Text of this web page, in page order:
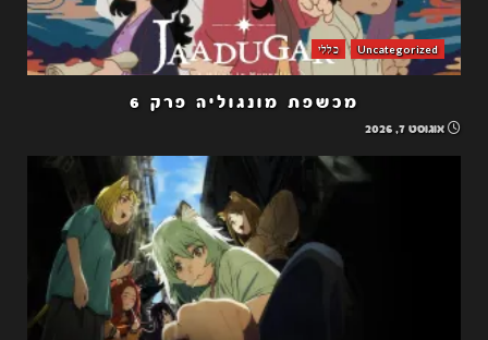
Uncategorized כללי
מכשפת מונגוליה פרק 6
אוגוסט 7, 2026